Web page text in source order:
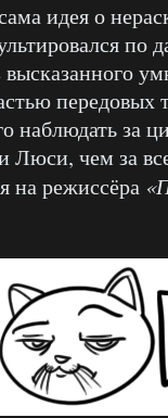
идея о
по
наблюдать за
Люси, чем за
на режиссёра